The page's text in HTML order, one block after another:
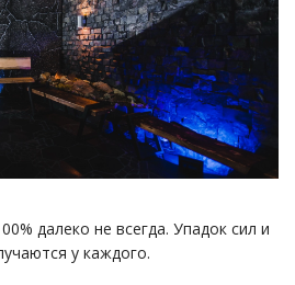
далеко не всегда. Упадок сил и
у каждого.